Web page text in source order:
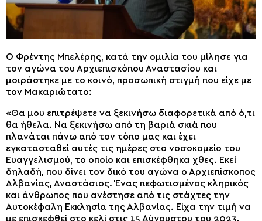
Ο Φρέντης Μπελέρης, κατά την ομιλία του μίλησε για
τον αγώνα του Αρχιεπισκόπου Αναστασίου και
μοιράστηκε με το κοινό, προσωπική στιγμή που είχε με
τον Μακαριώτατο:
«Θα μου επιτρέψετε να ξεκινήσω διαφορετικά από ό,τι
θα ήθελα. Να ξεκινήσω από τη βαριά σκιά που
πλανάται πάνω από τον τόπο μας και έχει
εγκατασταθεί αυτές τις ημέρες στο νοσοκομείο του
Ευαγγελισμού, το οποίο και επισκέφθηκα χθες. Εκεί
δηλαδή, που δίνει τον δικό του αγώνα ο Αρχιεπίσκοπος
Αλβανίας, Αναστάσιος. Ένας πεφωτισμένος κληρικός
και άνθρωπος που ανέστησε από τις στάχτες την
Αυτοκέφαλη Εκκλησία της Αλβανίας. Είχα την τιμή να
με επισκεφθεί στο κελί στις 15 Αύγουστου του 2023,